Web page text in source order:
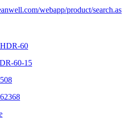
webapp/product/
HDR-60
60-15